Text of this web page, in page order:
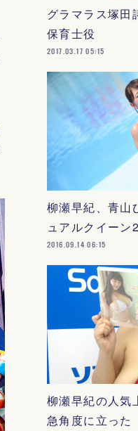
グラマラス塚田
保育士役
2017.03.17 05:15
柳瀬早紀、青山
ュアルクイーン
2016.09.14 06:15
柳瀬早紀の人気
急角度に立った